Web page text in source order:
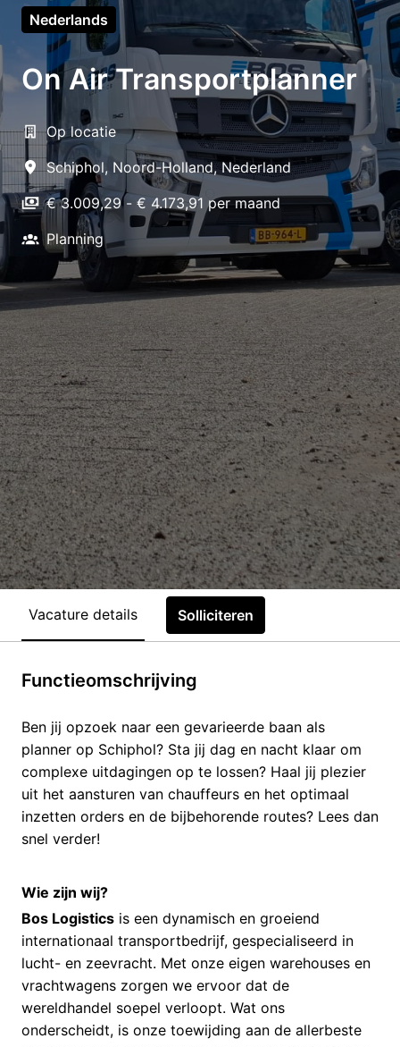
Nederlands
On Air Transportplanner
Op locatie
Schiphol, Noord-Holland, Nederland
€ 3.009,29 - € 4.173,91 per maand
Planning
Vacature details Solliciteren
Functieomschrijving
Ben jij opzoek naar een gevarieerde baan als
planner op Schiphol? Sta jij dag en nacht klaar om
complexe uitdagingen op te lossen? Haal jij plezier
uit het aansturen van chauffeurs en het optimaal
inzetten orders en de bijbehorende routes? Lees dan
snel verder!
Wie zijn wij?
Bos Logistics is een dynamisch en groeiend
internationaal transportbedrijf, gespecialiseerd in
lucht- en zeevracht. Met onze eigen warehouses en
vrachtwagens zorgen we ervoor dat de
wereldhandel soepel verloopt. Wat ons
onderscheidt, is onze toewijding aan de allerbeste